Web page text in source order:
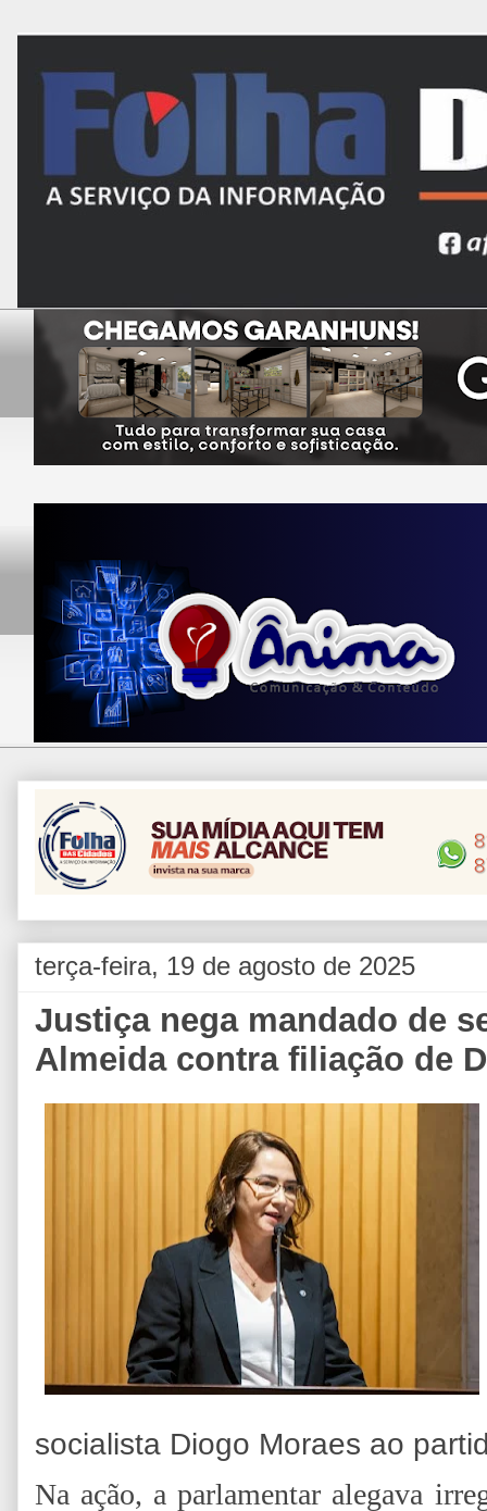
terça-feira, 19 de agosto de 2025
Justiça nega mandado de
Almeida contra filiação de
socialista Diogo Moraes ao
Na ação, a parlamentar alegava